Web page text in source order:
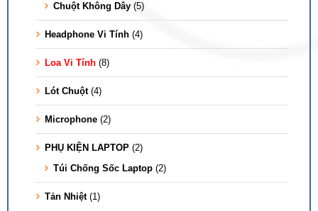
Chuột Không Dây (5)
Headphone Vi Tính (4)
Loa Vi Tính (8)
Lót Chuột (4)
Microphone (2)
PHỤ KIỆN LAPTOP (2)
Túi Chống Sốc Laptop (2)
Tản Nhiệt (1)